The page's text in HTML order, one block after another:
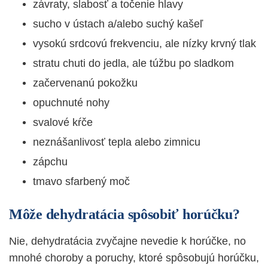
závraty, slabosť a točenie hlavy
sucho v ústach a/alebo suchý kašeľ
vysokú srdcovú frekvenciu, ale nízky krvný tlak
stratu chuti do jedla, ale túžbu po sladkom
začervenanú pokožku
opuchnuté nohy
svalové kŕče
neznášanlivosť tepla alebo zimnicu
zápchu
tmavo sfarbený moč
Môže dehydratácia spôsobiť horúčku?
Nie, dehydratácia zvyčajne nevedie k horúčke, no
mnohé choroby a poruchy, ktoré spôsobujú horúčku,